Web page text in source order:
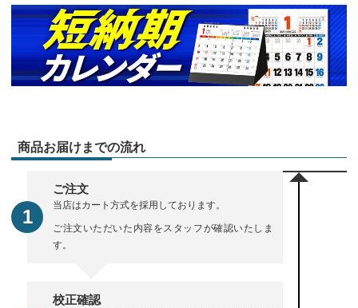
商品お届けまでの流れ
ご注文
当店はカート方式を採用しております。
ご注文いただいた内容をスタッフが確認いたしま
す。
校正確認